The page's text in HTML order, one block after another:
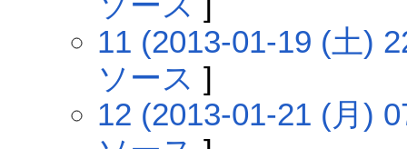
11 (2013-01-19 (土)
ソース ]
12 (2013-01-21 (月)